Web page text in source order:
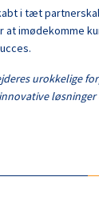
i tæt
imødekomme
urokkelige